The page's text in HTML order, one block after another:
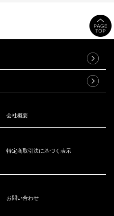
会社概要
特定商取引法に基づく表示
お問い合わせ